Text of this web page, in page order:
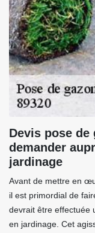
Devis pose de
demander
jardinage
Avant de mettre en
il est primordial de
devrait être effectuée
en jardinage. Cet